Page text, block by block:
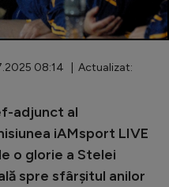
08:14 | Actualizat:
adjunct al
iAMsport LIVE
o glorie a Stelei
spre sfârșitul anilor